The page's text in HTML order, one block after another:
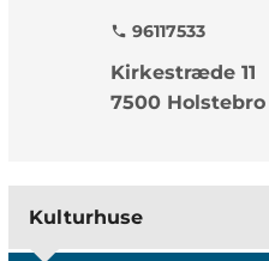
Kulturhuse
phone 96117533
Kirkestræde 11
7500 Holstebro